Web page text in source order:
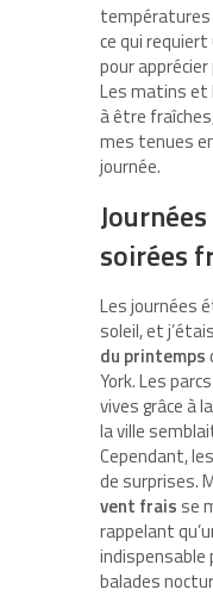
ce qui
pour
Les matins et
à être
mes tenues
journée.
soirées
Les journées
soleil, et
du printemps
York. Les
vives grâce à
la ville
Cependant,
de surprises.
vent frais se
rappelant
balades